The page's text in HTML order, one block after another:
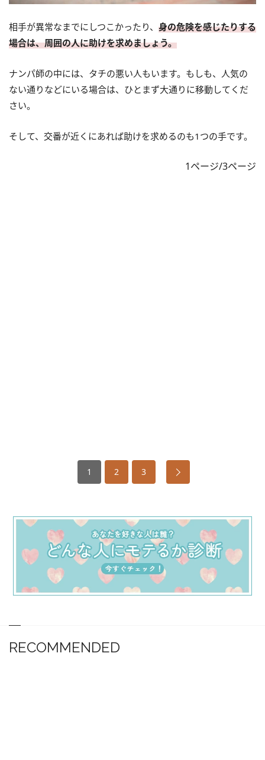
相手が異常なまでにしつこかったり、 身の危険を感じたりする
場合は、周囲の人に助けを求めましょう。
ナンパ師の中には、タチの悪い人もいます。もしも、人気の
ない通りなどにいる場合は、ひとまず大通りに移動してくだ
さい。
そして、交番が近くにあれば助けを求めるのも1つの手です。
1ページ/3ページ
1 2 3
RECOMMENDED